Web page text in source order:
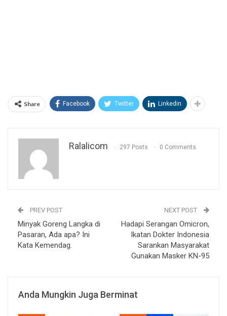
Share Facebook Twitter Linkedin
Ralalicom 297 Posts 0 Comments
PREV POST
Minyak Goreng Langka di
Pasaran, Ada apa? Ini
Kata Kemendag.
NEXT POST
Hadapi Serangan Omicron,
Ikatan Dokter Indonesia
Sarankan Masyarakat
Gunakan Masker KN-95
Anda Mungkin Juga Berminat